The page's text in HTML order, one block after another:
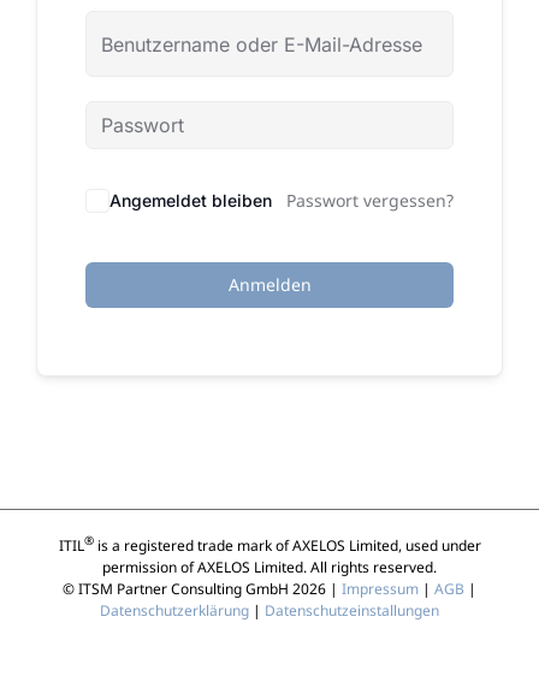
Angemeldet bleiben Passwort vergessen?
Anmelden
ITIL®is a registered trade mark of AXELOS Limited, used under
permission of AXELOS Limited. All rights reserved.
© ITSM Partner Consulting GmbH 2026 | Impressum | AGB |
Datenschutzerklärung | Datenschutzeinstallungen